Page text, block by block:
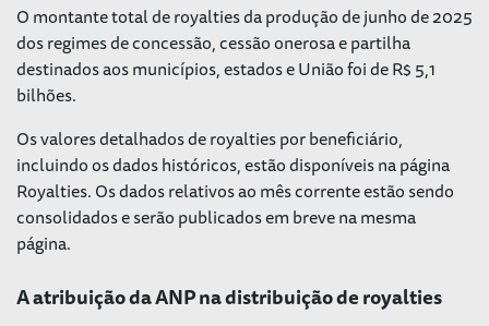
O montante total de royalties da produção de junho de 2025
dos regimes de concessão, cessão onerosa e partilha
destinados aos municípios, estados e União foi de R$ 5,1
bilhões.
Os valores detalhados de royalties por beneficiário,
incluindo os dados históricos, estão disponíveis na página
Royalties. Os dados relativos ao mês corrente estão sendo
consolidados e serão publicados em breve na mesma
página.
A atribuição da ANP na distribuição de royalties